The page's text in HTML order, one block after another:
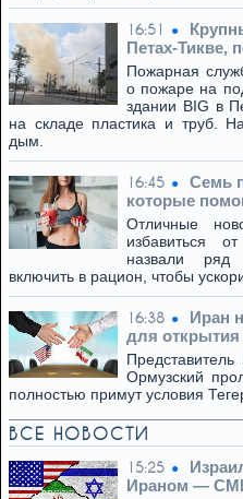
16:51
Петах-Тикве,
Пожарная
о пожаре на
здании BIG в
на складе пластика и труб.
дым.
16:45
Семь
которые
Отличные
избавиться
назвали ряд
включить в рацион, чтобы
16:38
Иран
для
Ормузский
полностью примут условия
ВСЕ НОВОСТИ
15:25
Ираном —